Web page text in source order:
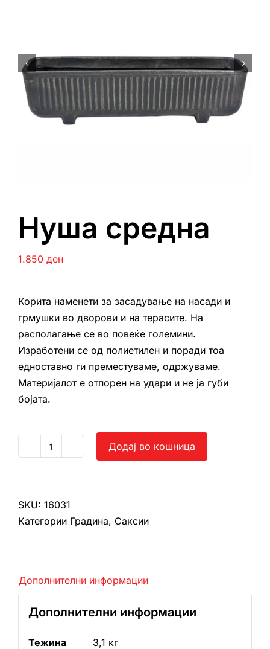
Нуша средна
1.850 ден
Корита наменети за засадување на насади и
грмушки во дворови и на терасите. На
располагање се во повеќе големини.
Изработени се од полиетилен и поради тоа
едноставно ги преместуваме, одржуваме.
Материјалот е отпорен на удари и не ја губи
бојата.
Нуша
Додај во кошница
SKU: 16031
Категории Градина, Саксии
Дополнителни информации
Дополнителни информации
Тежина
3,1 кг